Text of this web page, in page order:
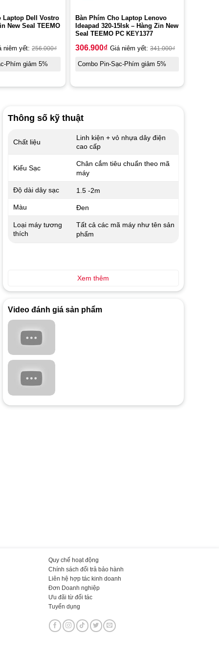
Laptop Dell Vostro
New Seal TEEMO
niêm yết: 256.000₫
Phím giảm 5%
Bàn Phím Cho Laptop Lenovo
Ideapad 320-15Isk – Hàng Zin New
Seal TEEMO PC KEY1377
306.900₫ Giá niêm yết: 341.000₫
Combo Pin-Sạc-Phím giảm 5%
Thông số kỹ thuật
Chất liệu
Linh kiện + vỏ nhựa dây điện
cao cấp
Kiểu Sạc
Chân cắm tiêu chuẩn theo mã
máy
Độ dài dây sạc 1.5 -2m
Màu Đen
Loại máy tương
thích
Tất cả các mã máy như tên sản
phẩm
Xem thêm
Video đánh giá sản phẩm
Quy chế hoạt động
Chính sách đổi trả bảo hành
Liên hệ hợp tác kinh doanh
Đơn Doanh nghiệp
Ưu đãi từ đối tác
Tuyển dụng